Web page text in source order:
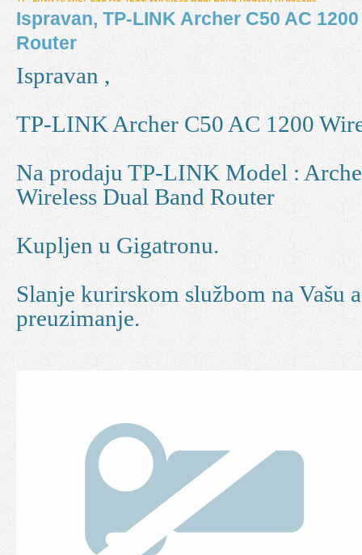
Ispravan, TP-LINK Archer C50 AC
Router
Ispravan ,
TP-LINK Archer C50 AC 1200
Na prodaju TP-LINK Model :
Wireless Dual Band Router
Kupljen u Gigatronu.
Slanje kurirskom službom na Vašu
preuzimanje.